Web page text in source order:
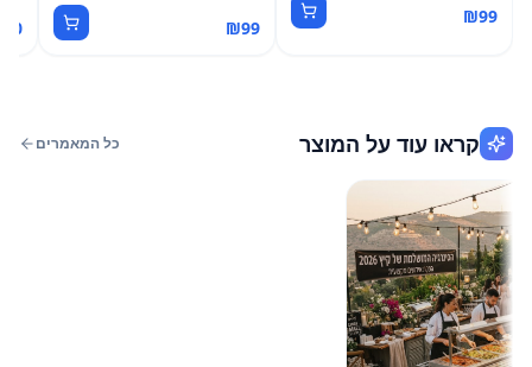
₪99
₪99
קראו עוד על המוצר כל המאמרים